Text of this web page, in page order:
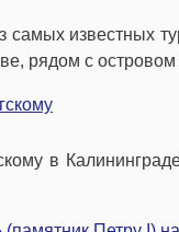
известных
рядом с
в